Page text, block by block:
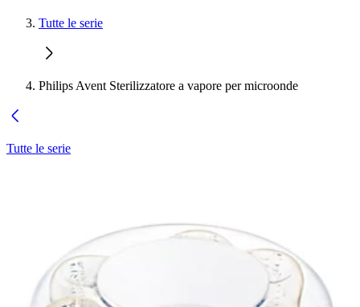
Tutte le serie
Philips Avent Sterilizzatore a vapore per microonde
Tutte le serie